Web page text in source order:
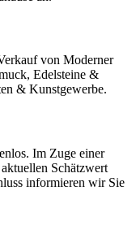
von Moderner
Edelsteine &
& Kunstgewerbe.
Im Zuge einer
Schätzwert
informieren wir Sie